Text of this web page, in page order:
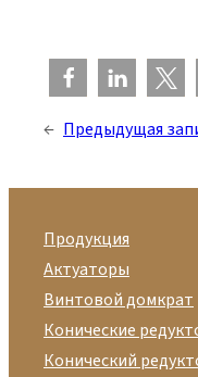
← Предыдущая
Продукция
Актуаторы
Винтовой домкрат
Конические
Конический